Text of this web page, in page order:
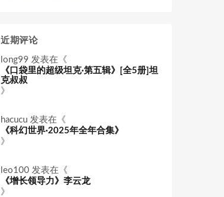
近期评论
long99 发表在《
《口袋里的超级坦克·第五辑》[全5册]坦
克叔叔
》
hacucu 发表在《
《科幻世界·2025年全年合集》
》
leo100 发表在《
《增长领导力》李云龙
》